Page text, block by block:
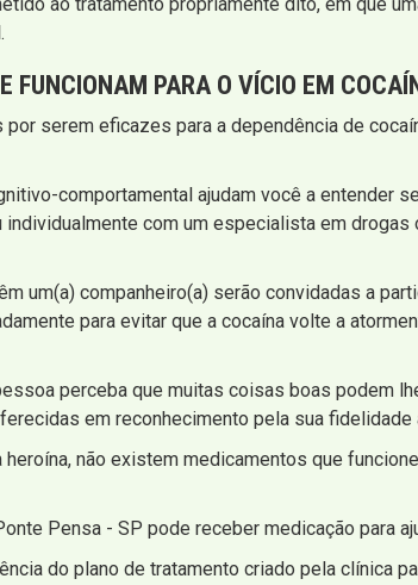
FUNCIONAM PARA O VÍCIO EM
serem eficazes para a dependência de
comportamental ajudam você a entender
com um especialista em drogas
um(a) companheiro(a) serão convidadas a
para evitar que a cocaína volte a
perceba que muitas coisas boas podem
em reconhecimento pela sua
não existem medicamentos que
Pensa - SP pode receber medicação
do plano de tratamento criado pela clínica